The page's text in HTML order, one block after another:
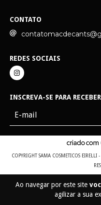
Ao navegar por este site
agilizar a sua
CONTATO
REDES SOCIAIS
INSCREVA-SE PARA
COPYRIGHT SAMA COSMETICOS